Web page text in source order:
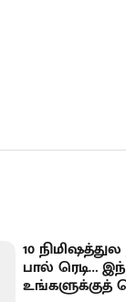
10
பால் ரெடி…
உங்களுக்குத்